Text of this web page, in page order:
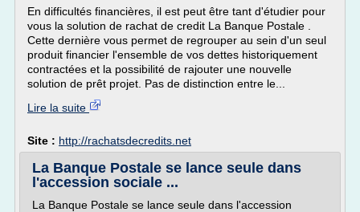
En difficultés financières, il est peut être tant d'étudier pour
vous la solution de rachat de credit La Banque Postale .
Cette dernière vous permet de regrouper au sein d'un seul
produit financier l'ensemble de vos dettes historiquement
contractées et la possibilité de rajouter une nouvelle
solution de prêt projet. Pas de distinction entre le...
Lire la suite
Site : http://rachatsdecredits.net
La Banque Postale se lance seule dans
l'accession sociale ...
La Banque Postale se lance seule dans l'accession